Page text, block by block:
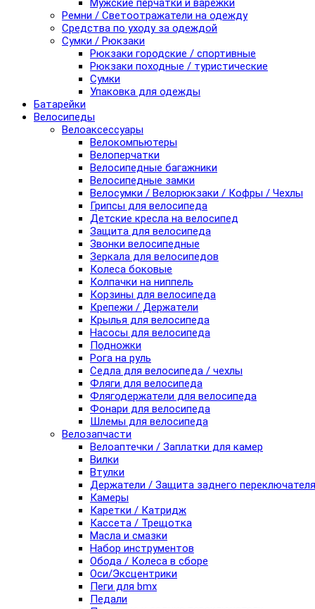
Мужские перчатки и варежки
Ремни / Светоотражатели на одежду
Средства по уходу за одеждой
Сумки / Рюкзаки
Рюкзаки городские / спортивные
Рюкзаки походные / туристические
Сумки
Упаковка для одежды
Батарейки
Велосипеды
Велоаксессуары
Велокомпьютеры
Велоперчатки
Велосипедные багажники
Велосипедные замки
Велосумки / Велорюкзаки / Кофры / Чехлы
Грипсы для велосипеда
Детские кресла на велосипед
Защита для велосипеда
Звонки велосипедные
Зеркала для велосипедов
Колеса боковые
Колпачки на ниппель
Корзины для велосипеда
Крепежи / Держатели
Крылья для велосипеда
Насосы для велосипеда
Подножки
Рога на руль
Седла для велосипеда / чехлы
Фляги для велосипеда
Флягодержатели для велосипеда
Фонари для велосипеда
Шлемы для велосипеда
Велозапчасти
Велоаптечки / Заплатки для камер
Вилки
Втулки
Держатели / Защита заднего переключателя
Камеры
Каретки / Катридж
Кассета / Трещотка
Масла и смазки
Набор инструментов
Обода / Колеса в сборе
Оси/Эксцентрики
Пеги для bmx
Педали